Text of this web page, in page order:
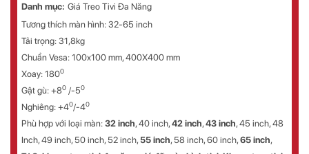
Danh mục: Giá Treo Tivi Đa Năng
Tương thích màn hình: 32-65 inch
Tải trọng: 31,8kg
Chuẩn Vesa: 100x100 mm, 400X400 mm
Xoay: 1800
Gật gù: +80 /-50
Nghiêng: +40/-40
Phù hợp với loại màn: 32 inch, 40 inch, 42 inch, 43 inch, 45 inch, 48
Inch, 49 inch, 50 inch, 52 inch, 55 inch, 58 inch, 60 inch, 65 inch,